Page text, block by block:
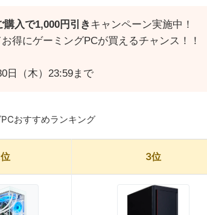
入で1,000円引き キャンペーン実施中！
得にゲーミングPCが買えるチャンス！！
日（木）23:59まで
おすすめランキング
3位